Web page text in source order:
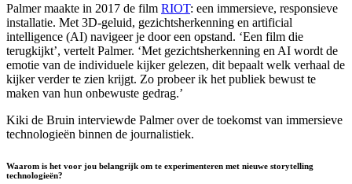
Palmer maakte in 2017 de film RIOT: een immersieve, responsieve
installatie. Met 3D-geluid, gezichtsherkenning en artificial
intelligence (AI) navigeer je door een opstand. ‘Een film die
terugkijkt’, vertelt Palmer. ‘Met gezichtsherkenning en AI wordt de
emotie van de individuele kijker gelezen, dit bepaalt welk verhaal de
kijker verder te zien krijgt. Zo probeer ik het publiek bewust te
maken van hun onbewuste gedrag.’
Kiki de Bruin interviewde Palmer over de toekomst van immersieve
technologieën binnen de journalistiek.
Waarom is het voor jou belangrijk om te experimenteren met nieuwe storytelling
technologieën?